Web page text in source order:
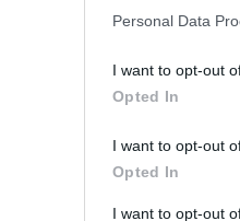
Personal Data
I want to opt-out
Opted In
I want to opt-out
Opted In
I want to opt-out